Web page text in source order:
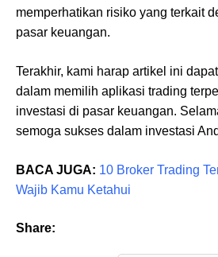
memperhatikan risiko yang terkait
pasar keuangan.
Terakhir, kami harap artikel ini
dalam memilih aplikasi trading
investasi di pasar keuangan.
semoga sukses dalam investasi
BACA JUGA: 10 Broker Trading
Wajib Kamu Ketahui
Share: